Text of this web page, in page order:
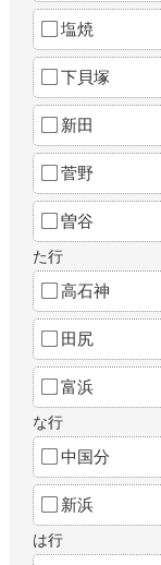
塩焼
下貝塚
新田
菅野
曽谷
た行
高石神
田尻
富浜
な行
中国分
新浜
は行